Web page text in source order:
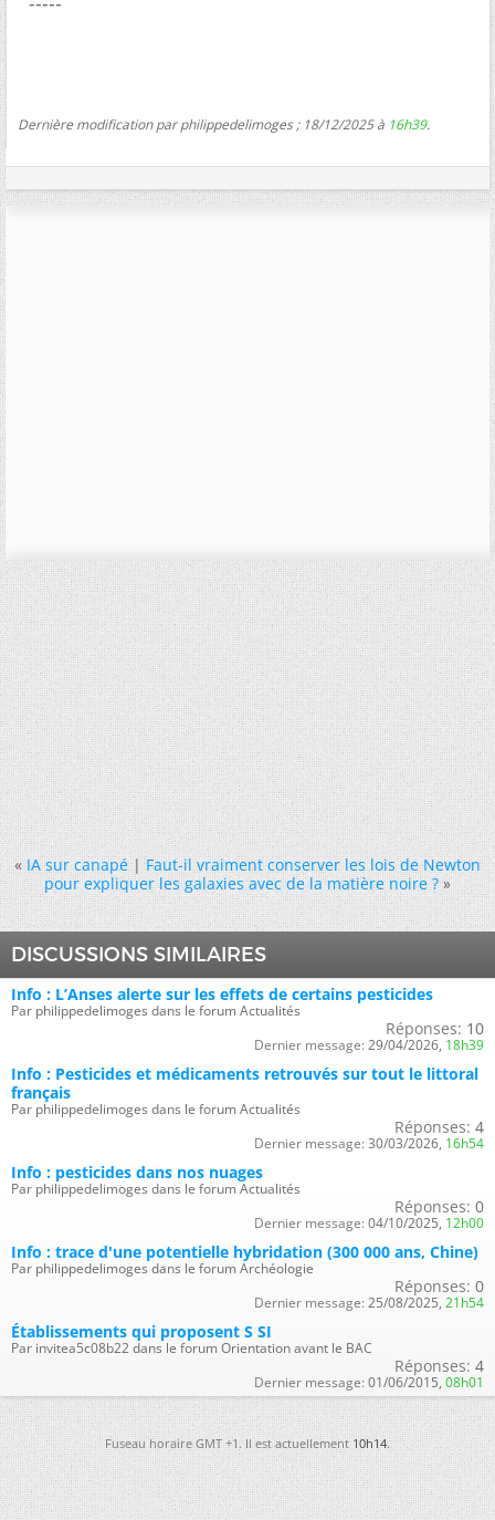
Dernière modification par philippedelimoges ; 18/12/2025 à 16h39.
« IA sur canapé|Faut-il vraiment conserver les lois de Newton
pour expliquer les galaxies avec de la matière noire ? »
DISCUSSIONS SIMILAIRES
Info : L’Anses alerte sur les effets de certains pesticides
Par philippedelimoges dans le forum Actualités
Réponses: 10
Dernier message: 29/04/2026, 18h39
Info : Pesticides et médicaments retrouvés sur tout le littoral
français
Par philippedelimoges dans le forum Actualités
Réponses: 4
Dernier message: 30/03/2026, 16h54
Info : pesticides dans nos nuages
Par philippedelimoges dans le forum Actualités
Réponses: 0
Dernier message: 04/10/2025, 12h00
Info : trace d'une potentielle hybridation (300 000 ans, Chine)
Par philippedelimoges dans le forum Archéologie
Réponses: 0
Dernier message: 25/08/2025, 21h54
Établissements qui proposent S SI
Par invitea5c08b22 dans le forum Orientation avant le BAC
Réponses: 4
Dernier message: 01/06/2015, 08h01
Fuseau horaire GMT +1. Il est actuellement10h14.